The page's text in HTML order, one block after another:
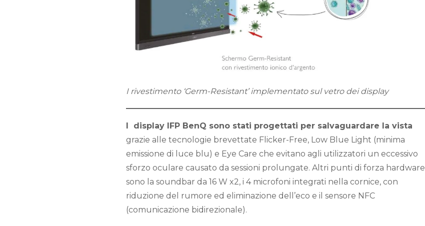
I rivestimento ‘Germ-Resistant’ implementato sul vetro dei display
I display IFP BenQ sono stati progettati per salvaguardare la vista
grazie alle tecnologie brevettate Flicker-Free, Low Blue Light (minima
emissione di luce blu) e Eye Care che evitano agli utilizzatori un eccessivo
sforzo oculare causato da sessioni prolungate. Altri punti di forza hardware
sono la soundbar da 16 W x2, i 4 microfoni integrati nella cornice, con
riduzione del rumore ed eliminazione dell’eco e il sensore NFC
(comunicazione bidirezionale).